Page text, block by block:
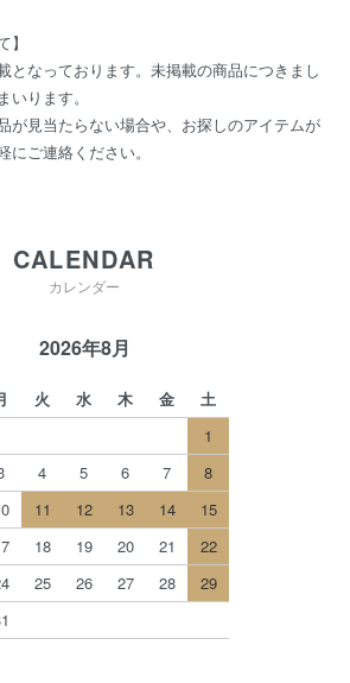
】
となっております。未掲載の商品につきまし
ります。
が見当たらない場合や、お探しのアイテムが
ご連絡ください。
CALENDAR
カレンダー
2026年8月
火 水 木 金
土
1
4 5 6 7
8
11 12 13 14
15
18 19 20 21
22
25 26 27 28
29